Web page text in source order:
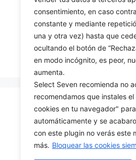
consentimiento, en caso
constante y mediante
una y otra vez) hasta que
ocultando el botón de
en modo incógnito, es peor,
aumenta.
Select Seven recomienda no
recomendamos que instales
cookies en tu navegador"
automáticamente y se
con este plugin no verás este
más. Bloquear las cookies
5
В корзину
CONTACT US
699425444